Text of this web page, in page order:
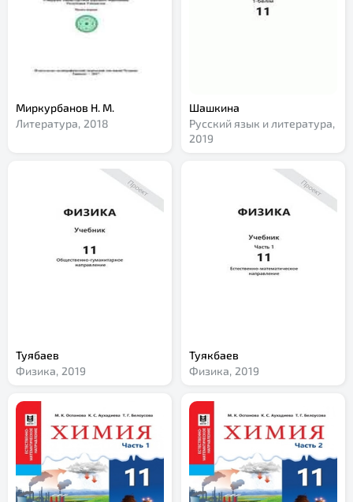
Миркурбанов Н. М.
Литература, 2018
Шашкина
Русский язык и литература,
2019
Туябаев
Физика, 2019
Туякбаев
Физика, 2019